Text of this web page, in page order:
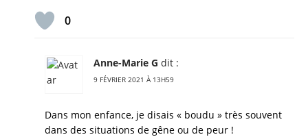
0
Anne-Marie G dit :
9 FÉVRIER 2021 À 13H59
Dans mon enfance, je disais « boudu » très souvent
dans des situations de gêne ou de peur !